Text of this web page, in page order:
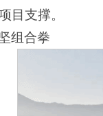
目支撑。
组合拳